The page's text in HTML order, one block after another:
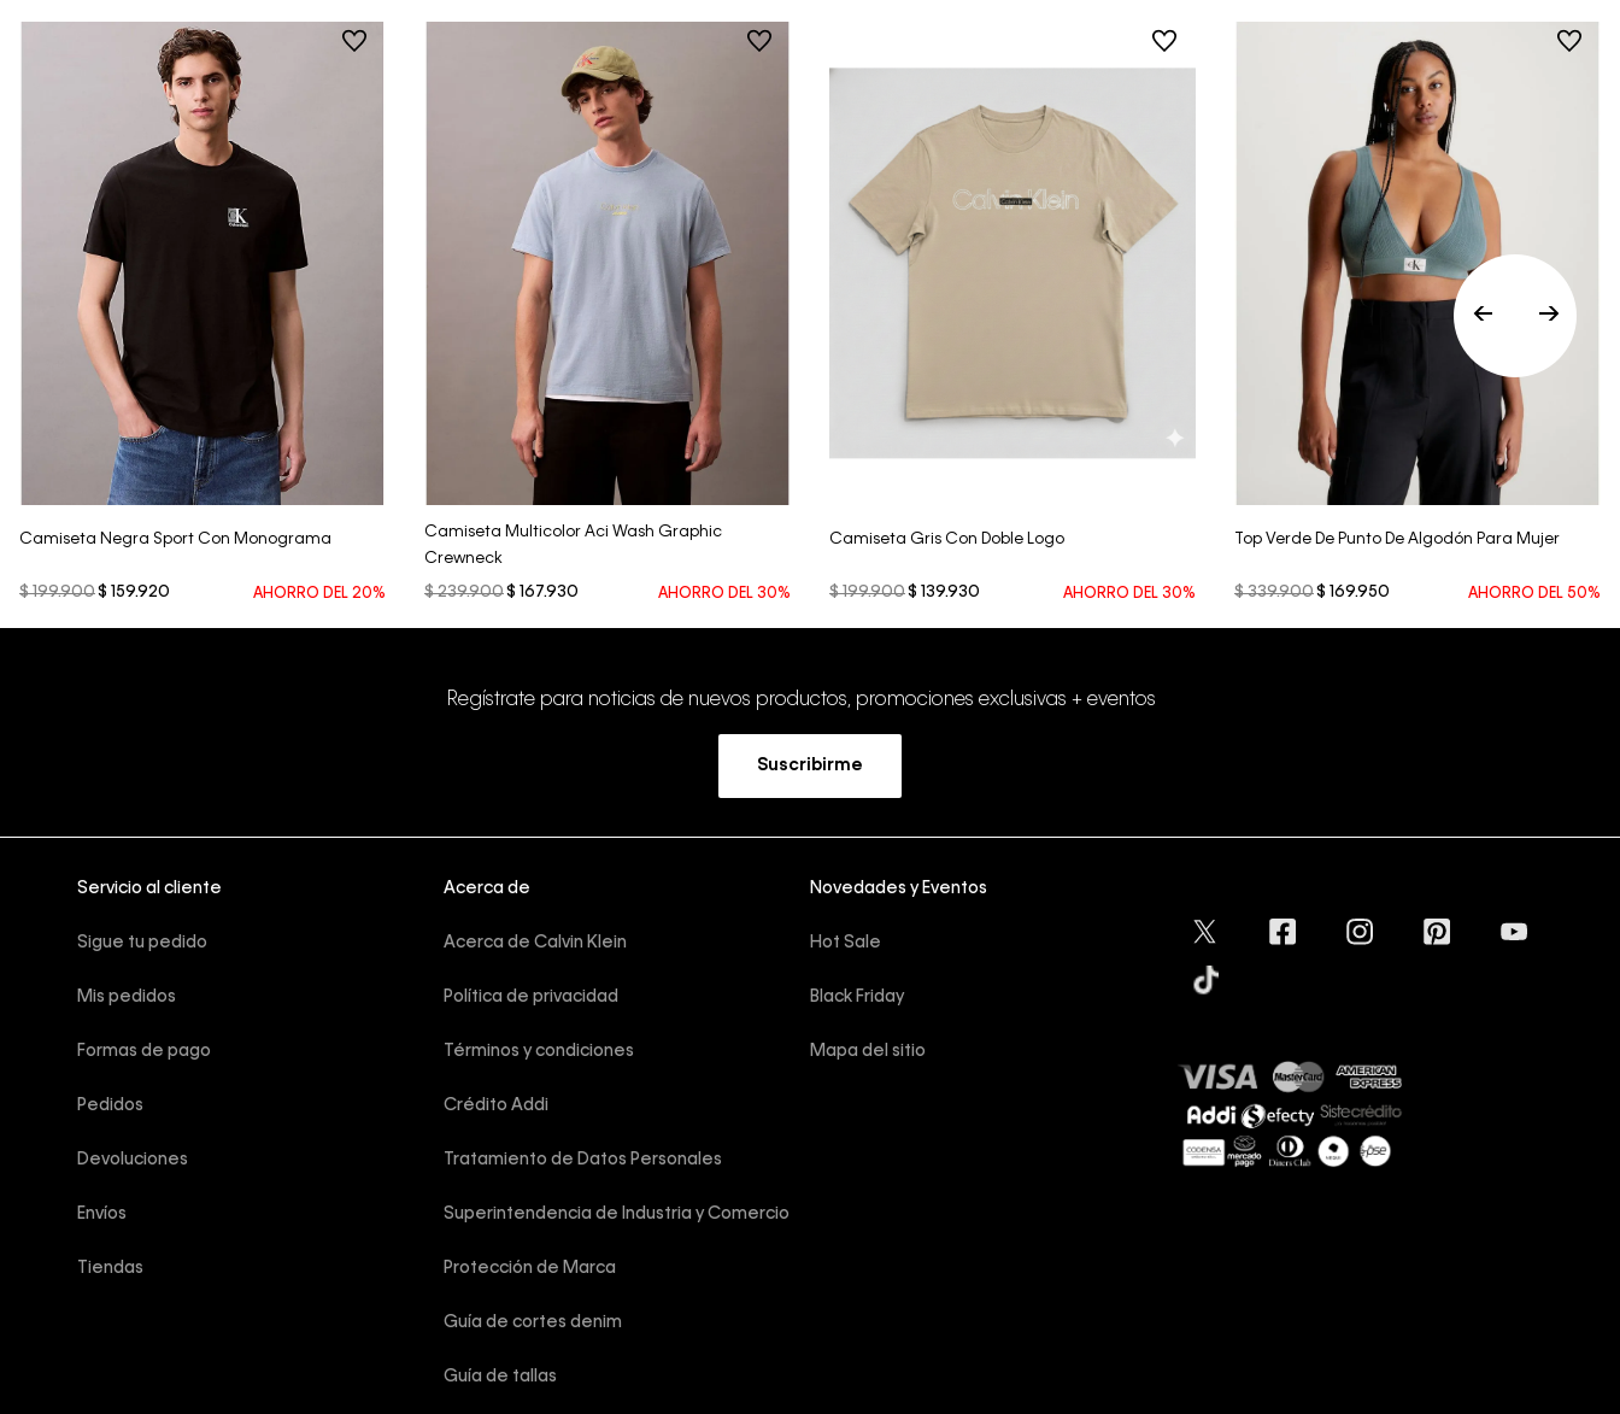
Vista Rápida
Camiseta Negra Sport Con Monograma
$ 199.900$ 159.920 AHORRO DEL 20%
Camiseta Multicolor Aci Wash Graphic
Crewneck
$ 239.900$ 167.930 AHORRO DEL 30%
Vista Rápida
Camiseta Gris Con Doble Logo
$ 199.900$ 139.930 AHORRO DEL 30%
Vista Rápida
Top Verde De Punto De Algodón Para Mujer
$ 339.900$ 169.950 AHORRO DEL 50%
Regístrate para noticias de nuevos productos, promociones exclusivas + eventos
Suscribirme
Servicio al cliente
Sigue tu pedido
Mis pedidos
Formas de pago
Pedidos
Devoluciones
Envíos
Tiendas
Acerca de
Acerca de Calvin Klein
Política de privacidad
Términos y condiciones
Crédito Addi
Tratamiento de Datos Personales
Superintendencia de Industria y Comercio
Protección de Marca
Guía de cortes denim
Guía de tallas
Novedades y Eventos
Hot Sale
Black Friday
Mapa del sitio